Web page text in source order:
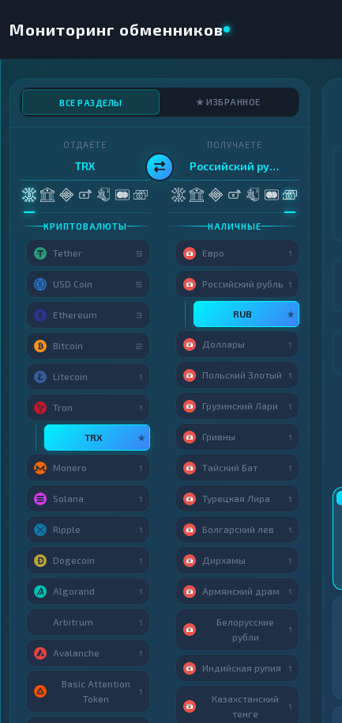
Мониторинг обменников
ВСЕ РАЗДЕЛЫ ★ ИЗБРАННОЕ
ОТДАЁТЕ
TRX
КРИПТОВАЛЮТЫ
Tether 9
USD Coin 5
Ethereum 3
Bitcoin 2
Litecoin 1
Tron 1
TRX ★
Monero 1
Solana 1
Ripple 1
Dogecoin 1
Algorand 1
Arbitrum 1
Avalanche 1
Basic Attention
Token
1
ПОЛУЧАЕТЕ
Российский рубль
НАЛИЧНЫЕ
Евро 1
Российский рубль 1
RUB ★
Доллары 1
Польский Злотый 1
Грузинский Лари 1
Гривны 1
Тайский Бат 1
Турецкая Лира 1
Болгарский лев 1
Дирхамы 1
Армянский драм 1
Белорусские
рубли
1
Индийская рупия 1
Казахстанский
тенге
1